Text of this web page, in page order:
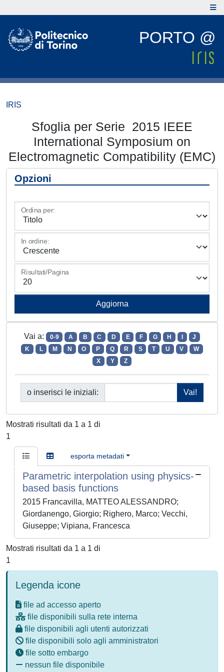
PORTO @
IRIS
Sfoglia per Serie 2015 IEEE
International Symposium on
Electromagnetic Compatibility (EMC)
Opzioni
Ordina per:
In ordine:
Risultati/Pagina
Vai a: 0-9 A B C D E F G H
J
K
L M N O P Q R S T U V
W
X
Y Z
o inserisci le iniziali:
Mostrati risultati da 1 a 1 di
1
esporta metadati
Parametric interpolation using physics-
based basis functions
2015 Francavilla, MATTEO ALESSANDRO;
Giordanengo, Giorgio; Righero, Marco; Vecchi,
Giuseppe; Vipiana, Francesca
Mostrati risultati da 1 a 1 di
1
Legenda icone
file ad accesso aperto
file disponibili sulla rete interna
file disponibili agli utenti autorizzati
file disponibili solo agli amministratori
file sotto embargo
nessun file disponibile